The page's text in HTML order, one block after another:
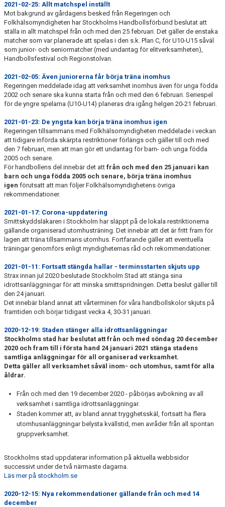
2021-02-25: Allt matchspel inställt
Mot bakgrund av gårdagens besked från Regeringen och
Folkhälsomyndigheten har Stockholms Handbollsförbund beslutat att
ställa in allt matchspel från och med den 25 februari. Det gäller de enstaka
matcher som var planerade att spelas i den s.k. Plan C, för U10-U15 såväl
som junior- och seniormatcher (med undantag för elitverksamheten),
Handbollsfestival och Regionstolvan.
2021-02-05: Även juniorerna får börja träna inomhus
Regeringen meddelade idag att verksamhet inomhus även för unga födda
2002 och senare ska kunna starta från och med den 6 februari. Seriespel
för de yngre spelarna (U10-U14) planeras dra igång helgen 20-21 februari.
2021-01-23: De yngsta kan börja träna inomhus igen
Regeringen tillsammans med Folkhälsomyndigheten meddelade i veckan
att tidigare införda skärpta restriktioner förlängs och gäller till och med
den 7 februari, men att man gör ett undantag för barn- och unga födda
2005 och senare.
För handbollens del innebär det att från och med den 25 januari kan
barn och unga födda 2005 och senare, börja träna inomhus
igen förutsatt att man följer Folkhälsomyndighetens övriga
rekommendationer.
2021-01-17: Corona-uppdatering
Smittskyddsläkaren i Stockholm har släppt på de lokala restriktionerna
gällande organiserad utomhusträning. Det innebär att det är fritt fram för
lagen att träna tillsammans utomhus. Fortfarande gäller att eventuella
träningar genomförs enligt myndigheternas råd och rekommendationer.
2021-01-11: Fortsatt stängda hallar - terminsstarten skjuts upp
Strax innan jul 2020 beslutade Stockholm Stad att stänga sina
idrottsanläggningar för att minska smittspridningen. Detta beslut gäller till
den 24 januari.
Det innebär bland annat att vårterminen för våra handbollskolor skjuts på
framtiden och börjar tidigast vecka 4, 30-31 januari.
2020-12-19: Staden stänger alla idrottsanläggningar
Stockholms stad har beslutat att från och med söndag 20 december
2020 och fram till i första hand 24 januari 2021 stänga stadens
samtliga anläggningar för all organiserad verksamhet.
Detta gäller all verksamhet såväl inom- och utomhus, samt för alla
åldrar.
Från och med den 19 december 2020 - påbörjas avbokning av all
verksamhet i samtliga idrottsanläggningar.
Staden kommer att, av bland annat trygghetsskäl, fortsatt ha flera
utomhusanläggningar belysta kvällstid, men avråder från all spontan
gruppverksamhet.
Stockholms stad uppdaterar information på aktuella webbsidor
successivt under de två närmaste dagarna.
Läs mer på stockholm.se
2020-12-15: Nya rekommendationer gällande från och med 14
december